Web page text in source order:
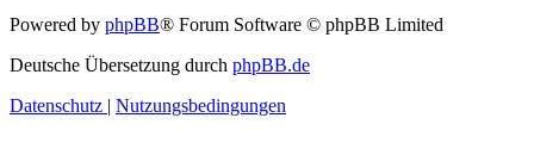
Powered by phpBB® Forum Software © phpBB Limited
Deutsche Übersetzung durch phpBB.de
Datenschutz | Nutzungsbedingungen